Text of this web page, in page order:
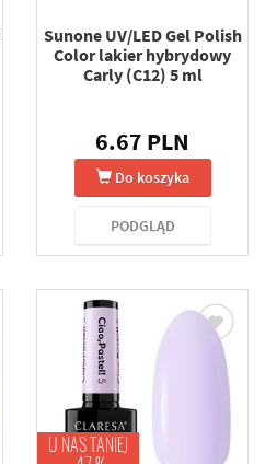
Sunone UV/LED Gel Polish
Color lakier hybrydowy
Carly (C12) 5 ml
6.67 PLN
Do koszyka
PODGLĄD
U NAS TANIEJ